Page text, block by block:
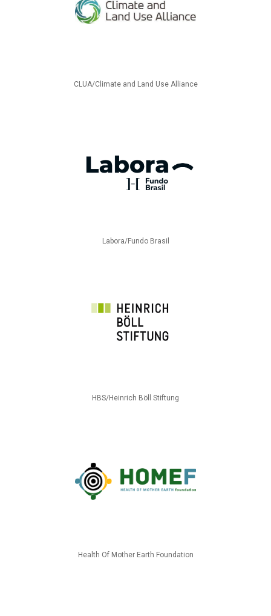
CLUA/Climate and Land Use Alliance
Labora/Fundo Brasil
HBS/Heinrich Böll Stiftung
Health Of Mother Earth Foundation